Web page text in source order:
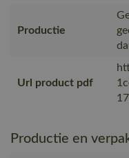
Productie
Url product pdf
Productie en